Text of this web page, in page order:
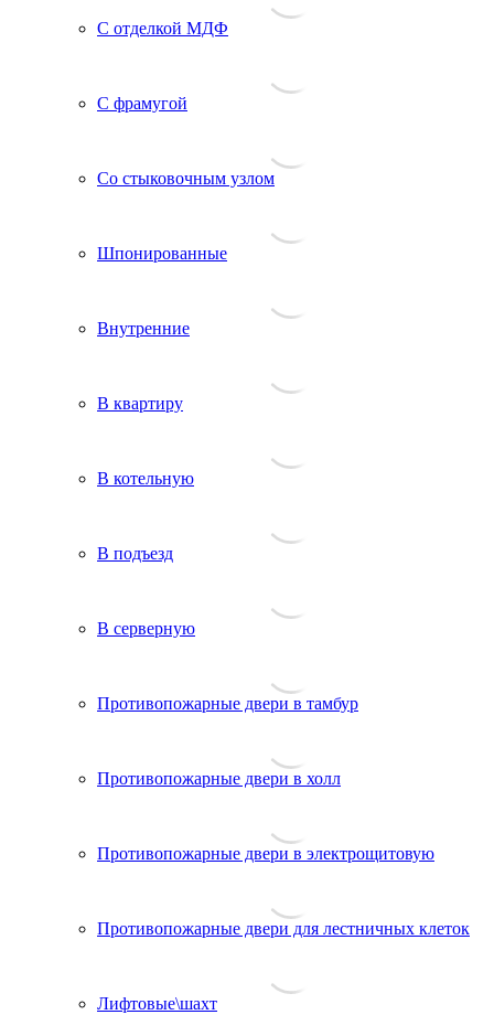
С отделкой МДФ
С фрамугой
Со стыковочным узлом
Шпонированные
Внутренние
В квартиру
В котельную
В подъезд
В серверную
Противопожарные двери в тамбур
Противопожарные двери в холл
Противопожарные двери в электрощитовую
Противопожарные двери для лестничных клеток
Лифтовые\шахт